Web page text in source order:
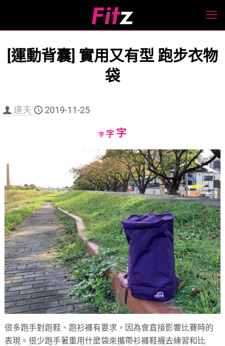
[運動背囊] 實用又有型 跑步衣物
袋
達夫 2019-11-25
字Decrease
size.
字Reset
size.
字Increase
size.
很多跑手對跑鞋、跑衫褲有要求，因為會直接影響比賽時的
表現。很少跑手著重用什麼袋來攜帶衫褲鞋襪去練習和比